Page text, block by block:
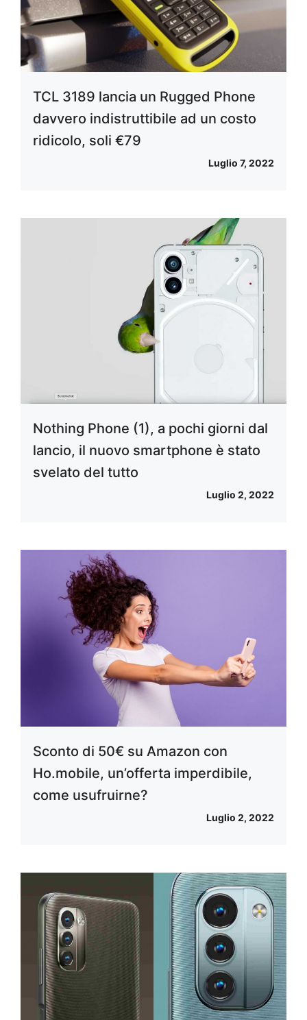
TCL 3189 lancia un Rugged Phone
davvero indistruttibile ad un costo
ridicolo, soli €79
Luglio 7, 2022
Nothing Phone (1), a pochi giorni dal
lancio, il nuovo smartphone è stato
svelato del tutto
Luglio 2, 2022
Sconto di 50€ su Amazon con
Ho.mobile, un’offerta imperdibile,
come usufruirne?
Luglio 2, 2022